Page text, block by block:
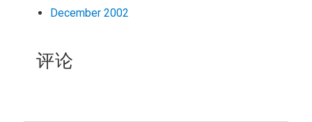
December 2002
评论